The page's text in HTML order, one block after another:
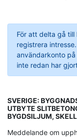
För att delta gå till
registrera
användarkonto på
inte redan har
SVERIGE:
UTBYTE
BYGDSILJUM,
Meddelande om